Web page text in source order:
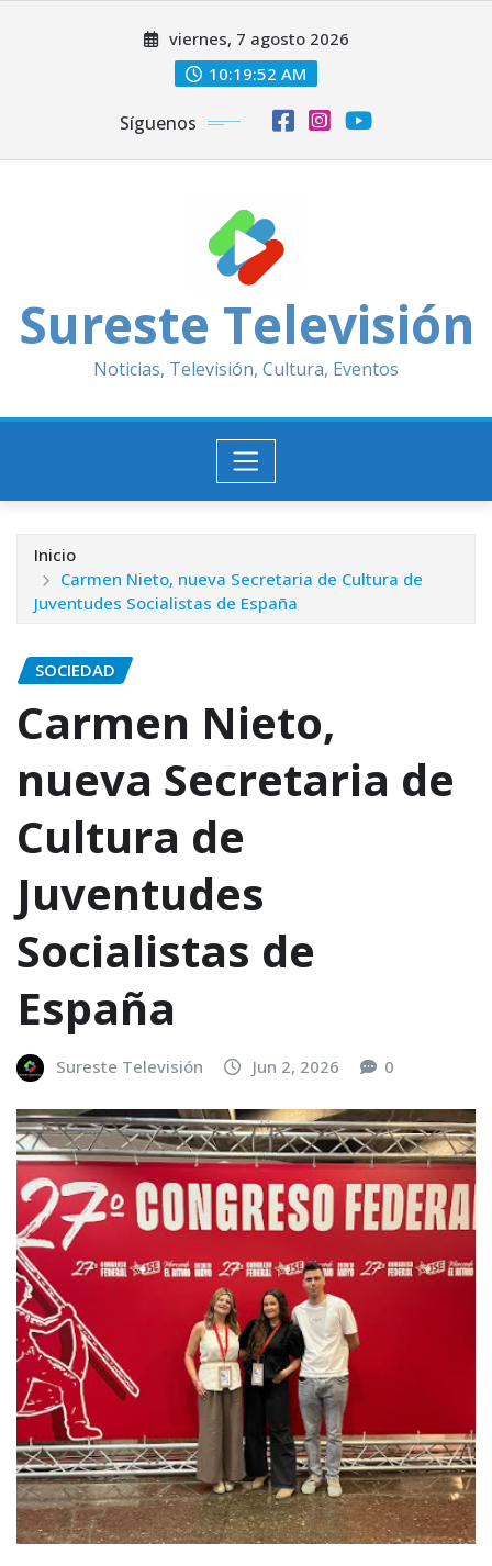
viernes, 7 agosto 2026
10:19:54 AM
Síguenos
Sureste Televisión
Noticias, Televisión, Cultura, Eventos
Inicio
Carmen Nieto, nueva Secretaria de Cultura de
Juventudes Socialistas de España
SOCIEDAD
Carmen Nieto,
nueva Secretaria de
Cultura de
Juventudes
Socialistas de
España
Sureste Televisión Jun 2, 2026 0